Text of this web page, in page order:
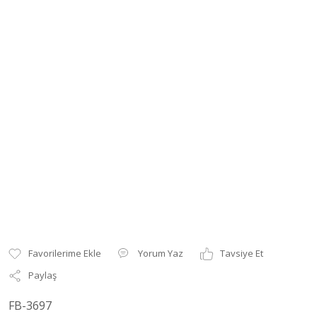
Yorum Yaz
Tavsiye Et
Paylaş
FB-3697